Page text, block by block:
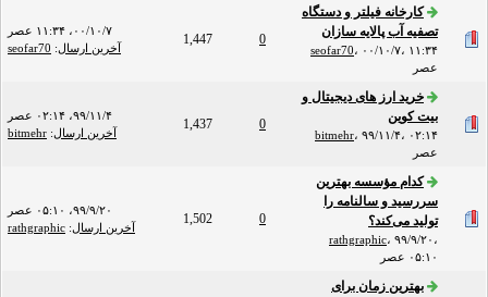
کارخانه فیلتر و دستگاه
تصفیه آب پالایه سازان
seofar70، ۰۰/۱۰/۷، ۱۱:۳۴
عصر
0
1,447
۰۰/۱۰/۷، ۱۱:۳۴ عصر
آخرین ارسال:
seofar70
خرید ارز های دیجیتال و
بیت کوین
bitmehr، ۹۹/۱۱/۴، ۰۲:۱۴
عصر
0
1,437
۹۹/۱۱/۴، ۰۲:۱۴ عصر
آخرین ارسال:
bitmehr
کدام مؤسسه بهترین
سررسید و سالنامه را
تولید می‌کند؟
rathgraphic، ۹۹/۹/۲۰،
۰۵:۱۰ عصر
0
1,502
۹۹/۹/۲۰، ۰۵:۱۰ عصر
آخرین ارسال:
rathgraphic
بهترین زمان برای